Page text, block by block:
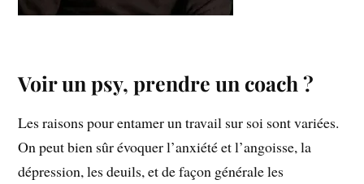
Voir un psy, prendre un coach ?
Les raisons pour entamer un travail sur soi sont variées.
On peut bien sûr évoquer l’anxiété et l’angoisse, la
dépression, les deuils, et de façon générale les